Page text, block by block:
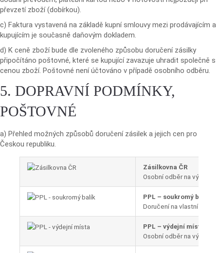
převzetí zboží (dobírkou).
c) Faktura vystavená na základě kupní smlouvy mezi prodávajícím a
kupujícím je současně daňovým dokladem.
d) K ceně zboží bude dle zvoleného způsobu doručení zásilky
připočítáno poštovné, které se kupující zavazuje uhradit společně s
cenou zboží. Poštovné není účtováno v případě osobního odběru.
5. DOPRAVNÍ PODMÍNKY,
POŠTOVNÉ
a) Přehled možných způsobů doručení zásilek a jejich cen pro
Českou republiku.
Zásilkovna ČR
Osobní odběr na
PPL – soukromý balík
Doručení na vlastní
PPL – výdejní místa
Osobní odběr na